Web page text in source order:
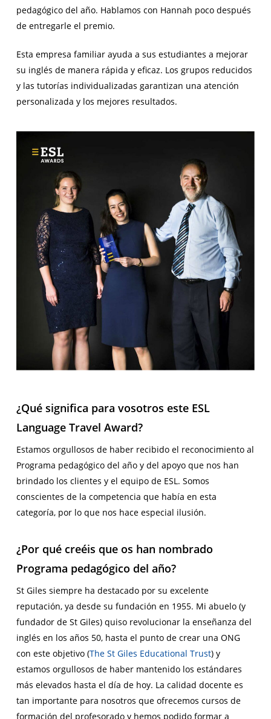
pedagógico del año. Hablamos con Hannah poco después
de entregarle el premio.
Esta empresa familiar ayuda a sus estudiantes a mejorar
su inglés de manera rápida y eficaz. Los grupos reducidos
y las tutorías individualizadas garantizan una atención
personalizada y los mejores resultados.
¿Qué significa para vosotros este ESL
Language Travel Award?
Estamos orgullosos de haber recibido el reconocimiento al
Programa pedagógico del año y del apoyo que nos han
brindado los clientes y el equipo de ESL. Somos
conscientes de la competencia que había en esta
categoría, por lo que nos hace especial ilusión.
¿Por qué creéis que os han nombrado
Programa pedagógico del año?
St Giles siempre ha destacado por su excelente
reputación, ya desde su fundación en 1955. Mi abuelo (y
fundador de St Giles) quiso revolucionar la enseñanza del
inglés en los años 50, hasta el punto de crear una ONG
con este objetivo (The St Giles Educational Trust) y
estamos orgullosos de haber mantenido los estándares
más elevados hasta el día de hoy. La calidad docente es
tan importante para nosotros que ofrecemos cursos de
formación del profesorado y hemos podido formar a